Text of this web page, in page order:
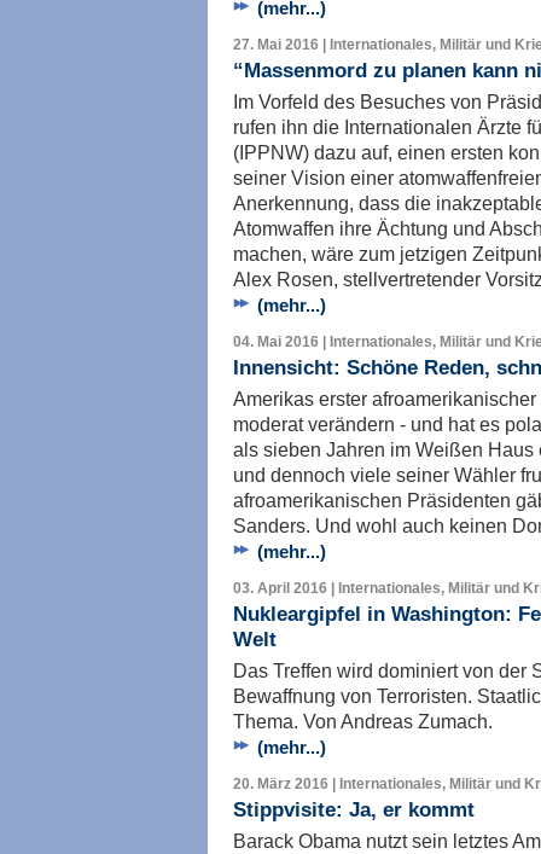
(mehr...)
27. Mai 2016 | Internationales, Militär und
“Massenmord zu planen kann
Im Vorfeld des Besuches von
rufen ihn die Internationalen Ärzte
(IPPNW) dazu auf, einen ersten
seiner Vision einer
Anerkennung, dass die
Atomwaffen ihre Ächtung und
machen, wäre zum jetzigen
Alex Rosen, stellvertretender
(mehr...)
04. Mai 2016 | Internationales, Militär und
Innensicht: Schöne Reden,
Amerikas erster
moderat verändern - und hat es
als sieben Jahren im Weißen
und dennoch viele seiner Wähler
afroamerikanischen Präsidenten
Sanders. Und wohl auch keinen
(mehr...)
03. April 2016 | Internationales, Militär und
Nukleargipfel in Washington:
Welt
Das Treffen wird dominiert von der
Bewaffnung von Terroristen.
Thema. Von Andreas Zumach.
(mehr...)
20. März 2016 | Internationales, Militär und
Stippvisite: Ja, er kommt
Barack Obama nutzt sein letztes